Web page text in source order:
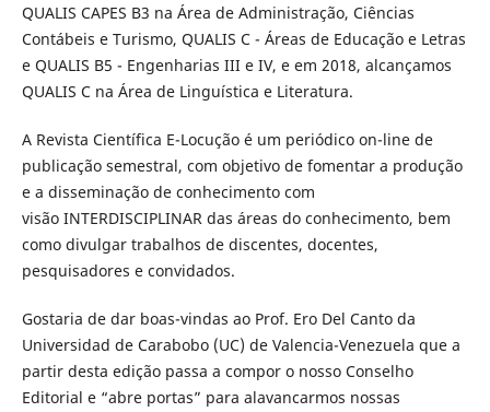
QUALIS CAPES B3 na Área de Administração, Ciências
Contábeis e Turismo, QUALIS C - Áreas de Educação e Letras
e QUALIS B5 - Engenharias III e IV, e em 2018, alcançamos
QUALIS C na Área de Linguística e Literatura.
A Revista Científica E-Locução é um periódico on-line de
publicação semestral, com objetivo de fomentar a produção
e a disseminação de conhecimento com
visão INTERDISCIPLINAR das áreas do conhecimento, bem
como divulgar trabalhos de discentes, docentes,
pesquisadores e convidados.
Gostaria de dar boas-vindas ao Prof. Ero Del Canto da
Universidad de Carabobo (UC) de Valencia-Venezuela que a
partir desta edição passa a compor o nosso Conselho
Editorial e “abre portas” para alavancarmos nossas